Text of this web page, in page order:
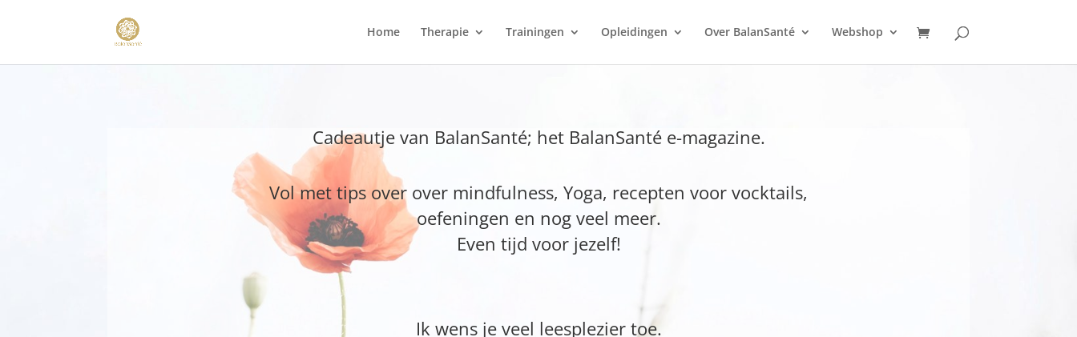
Home Therapie Trainingen Opleidingen Over BalanSanté Webshop
Cadeautje van BalanSanté; het BalanSanté e-magazine.
Vol met tips over over mindfulness, Yoga, recepten voor vocktails,
oefeningen en nog veel meer.
Even tijd voor jezelf!
Ik wens je veel leesplezier toe.